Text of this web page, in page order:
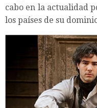
cabo en la actualidad
los países de su